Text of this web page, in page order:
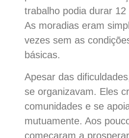
trabalho podia durar
As moradias eram
vezes sem as
básicas.
Apesar das
se organizavam. Eles
comunidades e se
mutuamente. Aos
começaram a